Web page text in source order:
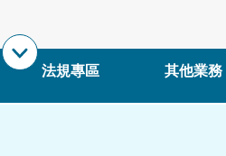
法規專區 其他業務